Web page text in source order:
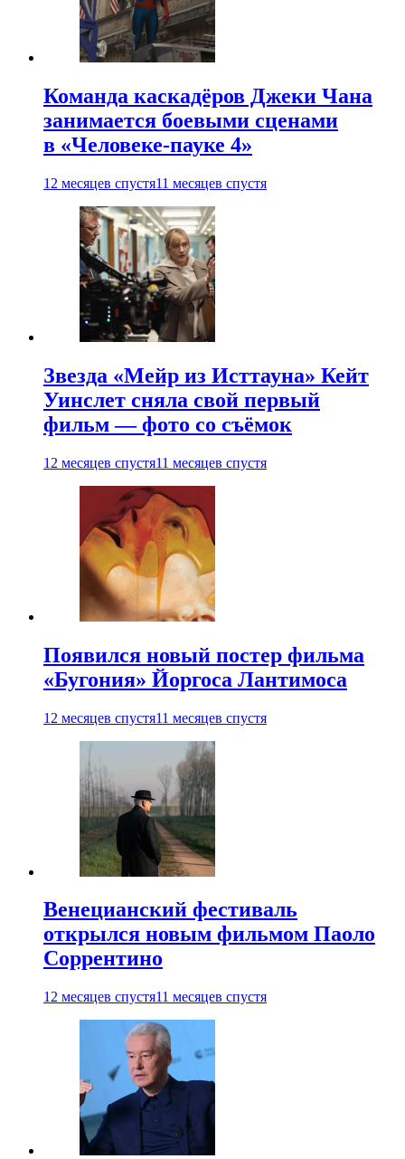
Команда каскадёров Джеки Чана
занимается боевыми сценами
в «Человеке-пауке 4»
12 месяцев спустя11 месяцев спустя
Звезда «Мейр из Исттауна» Кейт
Уинслет сняла свой первый
фильм — фото со съёмок
12 месяцев спустя11 месяцев спустя
Появился новый постер фильма
«Бугония» Йоргоса Лантимоса
12 месяцев спустя11 месяцев спустя
Венецианский фестиваль
открылся новым фильмом Паоло
Соррентино
12 месяцев спустя11 месяцев спустя